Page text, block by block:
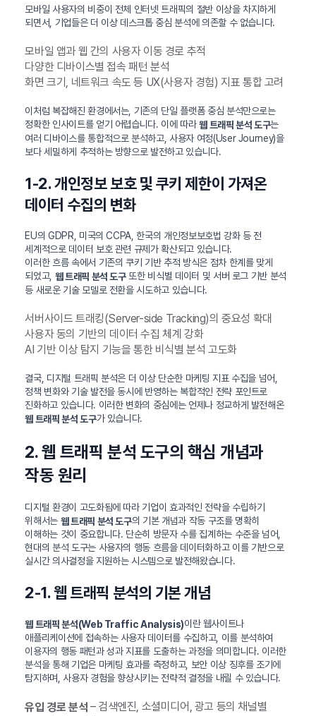
모바일 사용자의 비중이 전체 인터넷 트래픽의 절반 이상을 차지하게
되면서, 기업들은 더 이상 데스크톱 중심 분석에 의존할 수 없습니다.
모바일 앱과 웹 간의 사용자 이동 경로 추적
다양한 디바이스별 접속 패턴 분석
화면 크기, 네트워크 속도 등 UX(사용자 경험) 지표 통합 고려
이처럼 복잡해진 환경에서는, 기존의 단일 플랫폼 중심 분석만으로는
정확한 인사이트를 얻기 어렵습니다. 이에 따라웹 트래픽 분석 도구는
여러 디바이스를 통합적으로 분석하고, 사용자 여정(User Journey)을
보다 세밀하게 추적하는 방향으로 발전하고 있습니다.
1-2. 개인정보 보호 및 쿠키 제한이 가져온
데이터 수집의 변화
EU의 GDPR, 미국의 CCPA, 한국의 개인정보보호법 강화 등 전
세계적으로 데이터 보호 관련 규제가 확산되고 있습니다.
이러한 흐름 속에서 기존의 쿠키 기반 추적 방식은 점차 한계를 맞게
되었고, 웹 트래픽 분석 도구또한 비식별 데이터 및 서버 로그 기반 분석
등 새로운 기술 모델로 전환을 시도하고 있습니다.
서버사이드 트래킹(Server-side Tracking)의 중요성 확대
사용자 동의 기반의 데이터 수집 체계 강화
AI 기반 이상 탐지 기능을 통한 비식별 분석 고도화
결국, 디지털 트래픽 분석은 더 이상 단순한 마케팅 지표 수집을 넘어,
정책 변화와 기술 발전을 동시에 반영하는 복합적인 전략 포인트로
진화하고 있습니다. 이러한 변화의 중심에는 언제나 정교하게 발전해온
웹 트래픽 분석 도구가 있습니다.
2. 웹 트래픽 분석 도구의 핵심 개념과
작동 원리
디지털 환경이 고도화됨에 따라 기업이 효과적인 전략을 수립하기
위해서는 웹 트래픽 분석 도구의 기본 개념과 작동 구조를 명확히
이해하는 것이 중요합니다. 단순히 방문자 수를 집계하는 수준을 넘어,
현대의 분석 도구는 사용자의 행동 흐름을 데이터화하고 이를 기반으로
실시간 의사결정을 지원하는 시스템으로 발전해왔습니다.
2-1. 웹 트래픽 분석의 기본 개념
웹 트래픽 분석(Web Traffic Analysis)이란 웹사이트나
애플리케이션에 접속하는 사용자 데이터를 수집하고, 이를 분석하여
이용자의 행동 패턴과 성과 지표를 도출하는 과정을 의미합니다. 이러한
분석을 통해 기업은 마케팅 효과를 측정하고, 보안 이상 징후를 조기에
탐지하며, 사용자 경험을 향상시키는 전략적 결정을 내릴 수 있습니다.
유입 경로 분석 – 검색엔진, 소셜미디어, 광고 등의 채널별